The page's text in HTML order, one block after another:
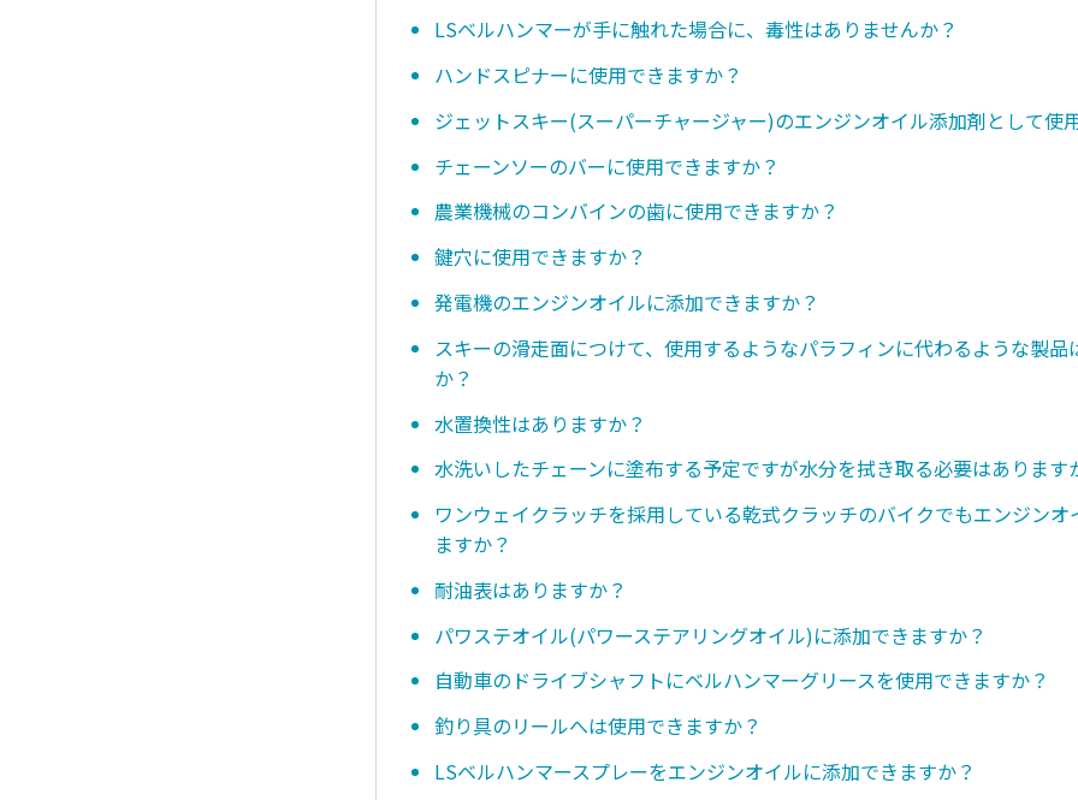
LSベルハンマーが手に触れた場合に、毒性はありませんか？
ハンドスピナーに使用できますか？
ジェットスキー(スーパーチャージャー)のエンジンオイル添加剤として使
チェーンソーのバーに使用できますか？
農業機械のコンバインの歯に使用できますか？
鍵穴に使用できますか？
発電機のエンジンオイルに添加できますか？
スキーの滑走面につけて、使用するようなパラフィンに代わるような製品
か？
水置換性はありますか？
水洗いしたチェーンに塗布する予定ですが水分を拭き取る必要はあります
ワンウェイクラッチを採用している乾式クラッチのバイクでもエンジンオ
ますか？
耐油表はありますか？
パワステオイル(パワーステアリングオイル)に添加できますか？
自動車のドライブシャフトにベルハンマーグリースを使用できますか？
釣り具のリールへは使用できますか？
LSベルハンマースプレーをエンジンオイルに添加できますか？